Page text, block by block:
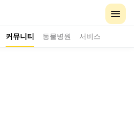
커뮤니티 동물병원 서비스